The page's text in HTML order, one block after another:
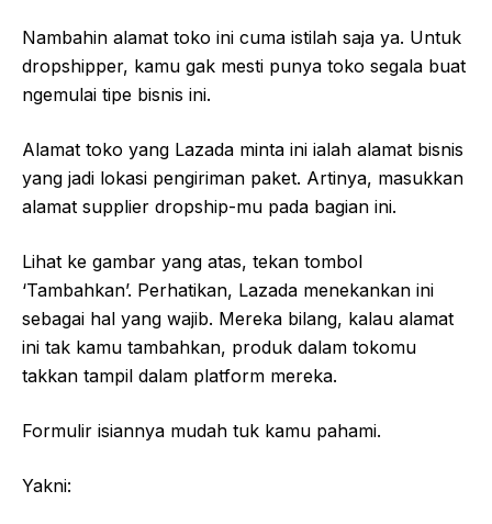
Nambahin alamat toko ini cuma istilah saja ya. Untuk
dropshipper, kamu gak mesti punya toko segala buat
ngemulai tipe bisnis ini.
Alamat toko yang Lazada minta ini ialah alamat bisnis
yang jadi lokasi pengiriman paket. Artinya, masukkan
alamat supplier dropship-mu pada bagian ini.
Lihat ke gambar yang atas, tekan tombol
‘Tambahkan’. Perhatikan, Lazada menekankan ini
sebagai hal yang wajib. Mereka bilang, kalau alamat
ini tak kamu tambahkan, produk dalam tokomu
takkan tampil dalam platform mereka.
Formulir isiannya mudah tuk kamu pahami.
Yakni: